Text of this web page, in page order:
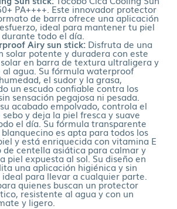
PA++++. Este innovador protector
de barra ofrece una aplicación
ideal para mantener tu piel
todo el día.
Airy sun stick: Disfruta de una
solar potente y duradera con este
en barra de textura ultraligera y
agua. Su fórmula waterproof
el sudor y la grasa,
un escudo confiable contra los
sensación pegajosa ni pesada.
acabado empolvado, controla el
sebo y deja la piel fresca y suave
el día. Su fórmula transparente
es apta para todos los
y está enriquecida con vitamina E
centella asiática para calmar y
piel expuesta al sol. Su diseño en
una aplicación higiénica y sin
para llevar a cualquier parte.
quienes buscan un protector
resistente al agua y con un
y ligero.